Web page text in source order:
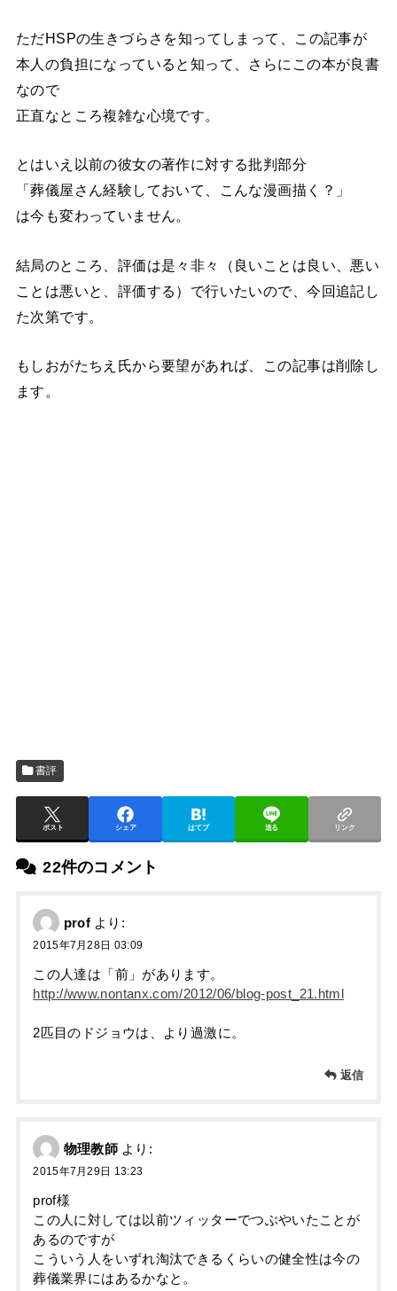
ただHSPの生きづらさを知ってしまって、この記事が
本人の負担になっていると知って、さらにこの本が良書
なので
正直なところ複雑な心境です。
とはいえ以前の彼女の著作に対する批判部分
「葬儀屋さん経験しておいて、こんな漫画描く？」
は今も変わっていません。
結局のところ、評価は是々非々（良いことは良い、悪い
ことは悪いと、評価する）で行いたいので、今回追記し
た次第です。
もしおがたちえ氏から要望があれば、この記事は削除し
ます。
書評
ポスト シェア はてブ 送る リンク
22件のコメント
prof より:
2015年7月28日 03:09
この人達は「前」があります。
http://www.nontanx.com/2012/06/blog-post_21.html
2匹目のドジョウは、より過激に。
返信
物理教師 より:
2015年7月29日 13:23
prof様
この人に対しては以前ツィッターでつぶやいたことが
あるのですが
こういう人をいずれ淘汰できるくらいの健全性は今の
葬儀業界にはあるかなと。